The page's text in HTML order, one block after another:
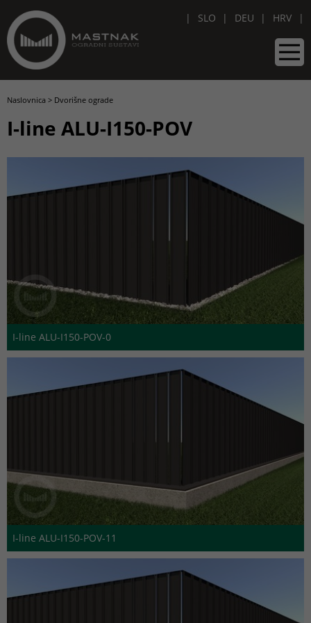
SLO DEU HRV
Naslovnica > Dvorišne ograde
I-line ALU-I150-POV
I-line ALU-I150-POV-0
I-line ALU-I150-POV-11